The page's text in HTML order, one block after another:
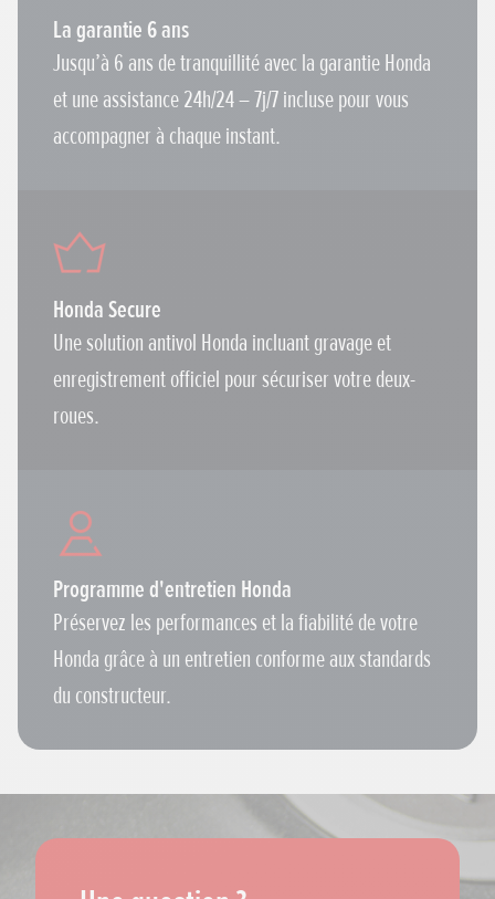
La garantie 6 ans
Jusqu’à 6 ans de tranquillité avec la garantie Honda
et une assistance 24h/24 – 7j/7 incluse pour vous
accompagner à chaque instant.
Honda Secure
Une solution antivol Honda incluant gravage et
enregistrement officiel pour sécuriser votre deux-
roues.
Programme d'entretien Honda
Préservez les performances et la fiabilité de votre
Honda grâce à un entretien conforme aux standards
du constructeur.